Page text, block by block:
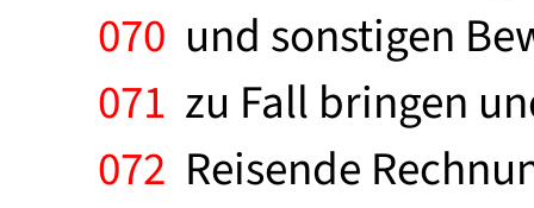
070 und sonstigen
071 zu Fall bringen
072 Reisende